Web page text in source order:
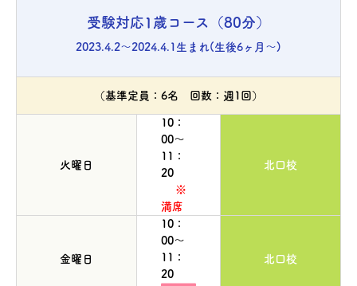
受験対応1歳コース（80分）
2023.4.2～2024.4.1生まれ(生後6ヶ月～)
（基準定員：6名 回数：週1回）
火曜日
10：
00～
11：
20
※
満席
北口校
金曜日
10：
00～
11：
20
北口校